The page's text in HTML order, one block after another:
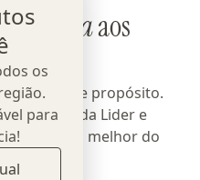
os
para
dá vidaaos
Lider
técnica e propósito.
essência da Lider e
com o melhor do